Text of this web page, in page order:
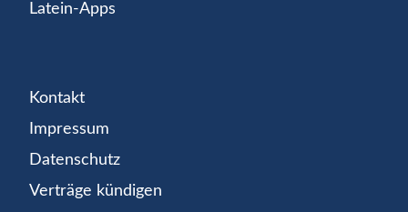
Latein-Apps
Kontakt
Impressum
Datenschutz
Verträge kündigen